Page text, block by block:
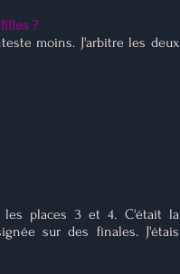
?
moins. J'arbitre les deux
les places 3 et 4. C'était la
sur des finales. J'étais